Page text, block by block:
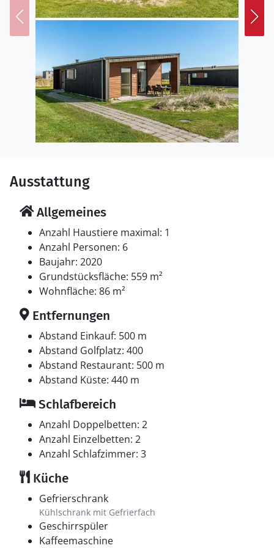
möchten. Lalandia ist nicht im Mietvertrag enthalten.
Ausstattung
Allgemeines
Anzahl Haustiere maximal: 1
Anzahl Personen: 6
Baujahr: 2020
Grundstücksfläche: 559 m²
Wohnfläche: 86 m²
Entfernungen
Abstand Einkauf: 500 m
Abstand Golfplatz: 400
Abstand Restaurant: 500 m
Abstand Küste: 440 m
Schlafbereich
Anzahl Doppelbetten: 2
Anzahl Einzelbetten: 2
Anzahl Schlafzimmer: 3
Küche
Gefrierschrank
Kühlschrank mit Gefrierfach
Geschirrspüler
Kaffeemaschine